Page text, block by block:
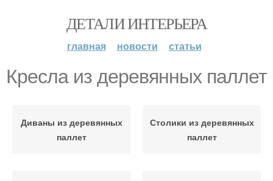
ДЕТАЛИ ИНТЕРЬЕРА
главная новости статьи
Кресла из деревянных паллет
Диваны из деревянных
паллет
Столики из деревянных
паллет